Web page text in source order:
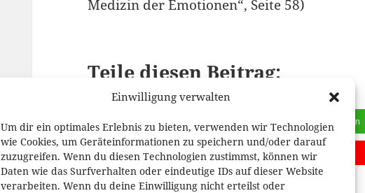
Einwilligung verwalten
Um dir ein optimales Erlebnis zu bieten, verwenden wir Technologien
wie Cookies, um Geräteinformationen zu speichern und/oder darauf
zuzugreifen. Wenn du diesen Technologien zustimmst, können wir
Daten wie das Surfverhalten oder eindeutige IDs auf dieser Website
verarbeiten. Wenn du deine Einwilligung nicht erteilst oder
Medizin der Emotionen“, Seite 58)
Teile diesen Beitrag:
teilen teilen teilen
teilen Pocket